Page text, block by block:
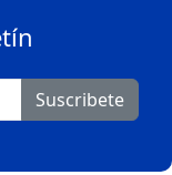
Suscribete